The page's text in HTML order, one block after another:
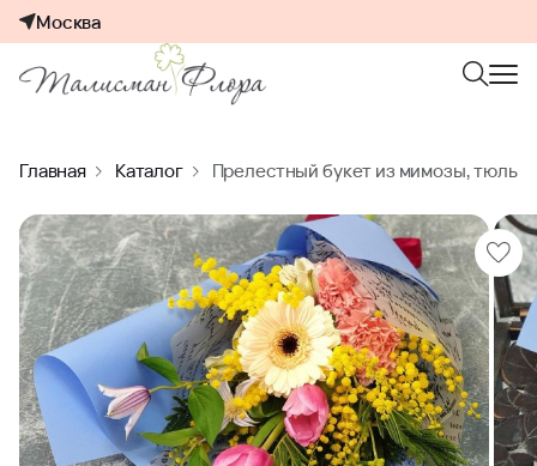
Москва
Главная Каталог Прелестный букет из мимозы,